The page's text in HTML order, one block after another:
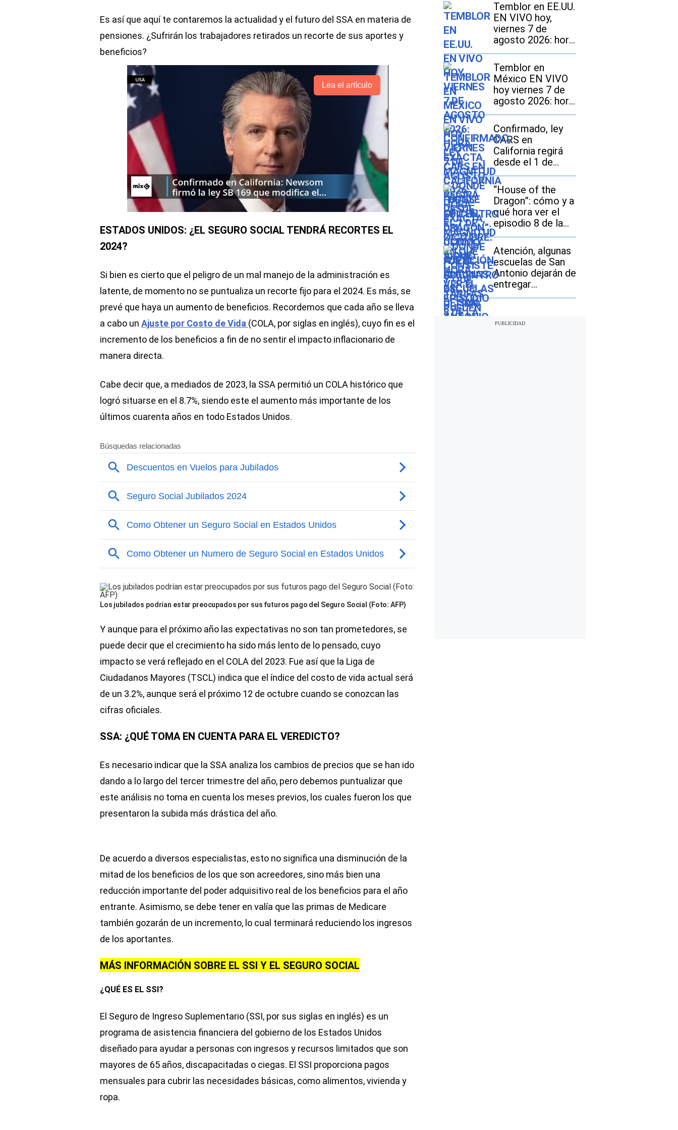
Es así que aquí te contaremos la actualidad y el futuro del SSA en materia de
pensiones. ¿Sufrirán los trabajadores retirados un recorte de sus aportes y
beneficios?
Lea el artículo
ESTADOS UNIDOS: ¿EL SEGURO SOCIAL TENDRÁ RECORTES EL
2024?
Si bien es cierto que el peligro de un mal manejo de la administración es
latente, de momento no se puntualiza un recorte fijo para el 2024. Es más, se
prevé que haya un aumento de beneficios. Recordemos que cada año se lleva
a cabo un Ajuste por Costo de Vida (COLA, por siglas en inglés), cuyo fin es el
incremento de los beneficios a fin de no sentir el impacto inflacionario de
manera directa.
Cabe decir que, a mediados de 2023, la SSA permitió un COLA histórico que
logró situarse en el 8.7%, siendo este el aumento más importante de los
últimos cuarenta años en todo Estados Unidos.
Los jubilados podrían estar preocupados por sus futuros pago del Seguro Social (Foto: AFP)
Y aunque para el próximo año las expectativas no son tan prometedores, se
puede decir que el crecimiento ha sido más lento de lo pensado, cuyo
impacto se verá reflejado en el COLA del 2023. Fue así que la Liga de
Ciudadanos Mayores (TSCL) indica que el índice del costo de vida actual será
de un 3.2%, aunque será el próximo 12 de octubre cuando se conozcan las
cifras oficiales.
SSA: ¿QUÉ TOMA EN CUENTA PARA EL VEREDICTO?
Es necesario indicar que la SSA analiza los cambios de precios que se han ido
dando a lo largo del tercer trimestre del año, pero debemos puntualizar que
este análisis no toma en cuenta los meses previos, los cuales fueron los que
presentaron la subida más drástica del año.
De acuerdo a diversos especialistas, esto no significa una disminución de la
mitad de los beneficios de los que son acreedores, sino más bien una
reducción importante del poder adquisitivo real de los beneficios para el año
entrante. Asimismo, se debe tener en valía que las primas de Medicare
también gozarán de un incremento, lo cual terminará reduciendo los ingresos
de los aportantes.
MÁS INFORMACIÓN SOBRE EL SSI Y EL SEGURO SOCIAL
¿QUÉ ES EL SSI?
El Seguro de Ingreso Suplementario (SSI, por sus siglas en inglés) es un
programa de asistencia financiera del gobierno de los Estados Unidos
diseñado para ayudar a personas con ingresos y recursos limitados que son
mayores de 65 años, discapacitadas o ciegas. El SSI proporciona pagos
mensuales para cubrir las necesidades básicas, como alimentos, vivienda y
ropa.
Temblor en EE.UU.
EN VIVO hoy,
viernes 7 de
agosto 2026: hora
exacta, magnitud y
dónde fue el
epicentro del
último sismo
Temblor en
México EN VIVO
hoy viernes 7 de
agosto 2026: hora
exacta, magnitud y
dónde fue el
epicentro del
último
Confirmado, ley
CARS en
California regirá
desde el 1 de
octubre: en qué
consiste y qué
tarifas pueden
pagar los
compradores de
vehículos usados
“House of the
Dragon”: cómo y a
qué hora ver el
episodio 8 de la
temporada 3
Atención, algunas
escuelas de San
Antonio dejarán de
entregar
desayunos y
seguirá con este